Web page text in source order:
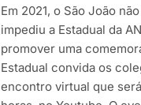
Em 2021, o São João
impediu a Estadual da
promover uma
Estadual convida os
encontro virtual que